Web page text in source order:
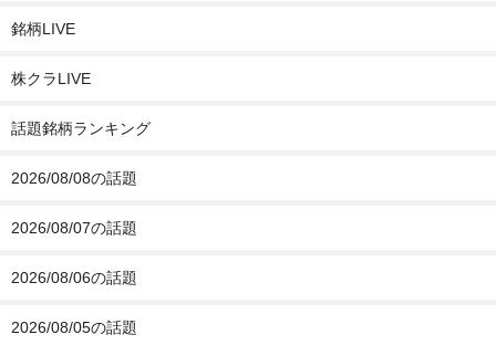
銘柄LIVE
株クラLIVE
話題銘柄ランキング
2026/08/08の話題
2026/08/07の話題
2026/08/06の話題
2026/08/05の話題